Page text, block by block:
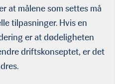
at målene som settes må
tilpasninger. Hvis en
er at dødeligheten
driftskonseptet, er det